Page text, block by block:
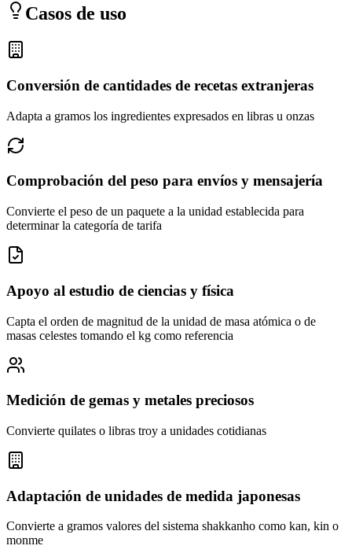
Casos de uso
Conversión de cantidades de recetas extranjeras
Adapta a gramos los ingredientes expresados en libras u onzas
Comprobación del peso para envíos y mensajería
Convierte el peso de un paquete a la unidad establecida para
determinar la categoría de tarifa
Apoyo al estudio de ciencias y física
Capta el orden de magnitud de la unidad de masa atómica o de
masas celestes tomando el kg como referencia
Medición de gemas y metales preciosos
Convierte quilates o libras troy a unidades cotidianas
Adaptación de unidades de medida japonesas
Convierte a gramos valores del sistema shakkanho como kan, kin o
monme